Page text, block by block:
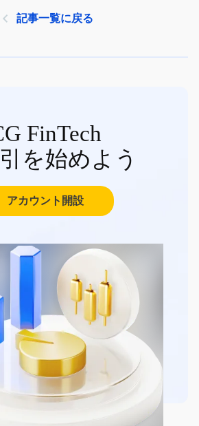
記事一覧に戻る
FinTech
を始めよう
アカウント開設